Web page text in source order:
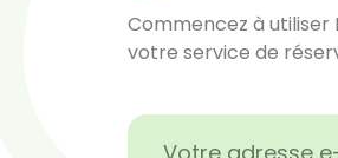
Commencez à utiliser
votre service de